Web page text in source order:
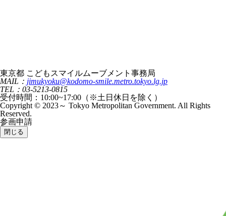
東京都 こどもスマイルムーブメント事務局
MAIL： jimukyoku@kodomo-smile.metro.tokyo.lg.jp
TEL：03-5213-0815
受付時間：10:00~17:00（※土日休日を除く）
Copyright © 2023～ Tokyo Metropolitan Government. All Rights
Reserved.
参画申請
閉じる